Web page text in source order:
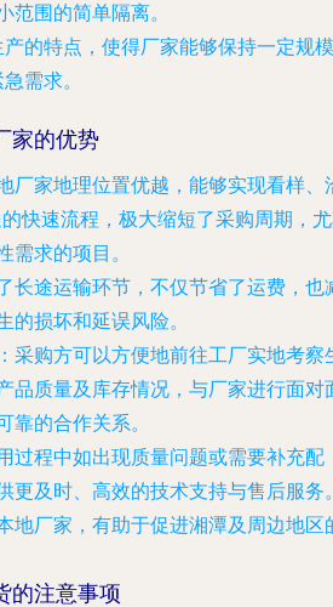
范围的简单隔离。
的特点，使得厂家能够保持一定规模
需求。
家的优势
厂家地理位置优越，能够实现看样、
快速流程，极大缩短了采购周期，
需求的项目。
长途运输环节，不仅节省了运费，也
的损坏和延误风险。
：采购方可以方便地前往工厂实地考察
品质量及库存情况，与厂家进行面对
靠的合作关系。
过程中如出现质量问题或需要补充配
更及时、高效的技术支持与售后服务
地厂家，有助于促进湘潭及周边地区
的注意事项